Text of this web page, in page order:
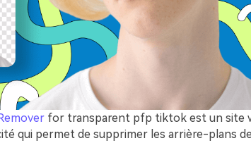
for transparent pfp tiktok est un site
qui permet de supprimer les arrière-plans